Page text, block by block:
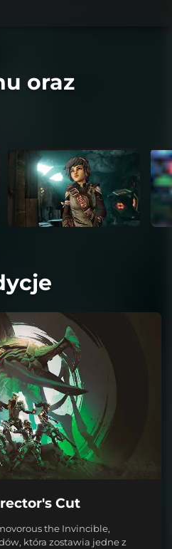
oraz
Cut
the Invincible,
która zostawia jedne z